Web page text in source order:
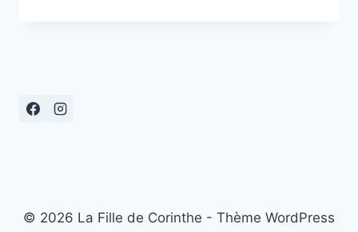
© 2026 La Fille de Corinthe - Thème WordPress